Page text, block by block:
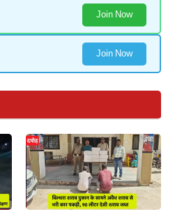
Join Now
Join Now